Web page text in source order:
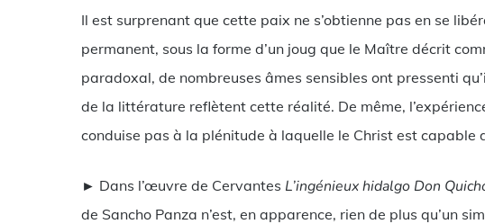
Il est surprenant que cette paix ne s’obtienne pas en se
permanent, sous la forme d’un joug que le Maître décrit
paradoxal, de nombreuses âmes sensibles ont pressenti
de la littérature reflètent cette réalité. De même,
conduise pas à la plénitude à laquelle le Christ est capable
► Dans l’œuvre de Cervantes L’ingénieux hidalgo Don
de Sancho Panza n’est, en apparence, rien de plus qu’un